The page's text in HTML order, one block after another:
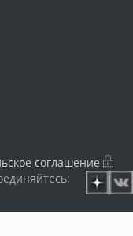
соглашение